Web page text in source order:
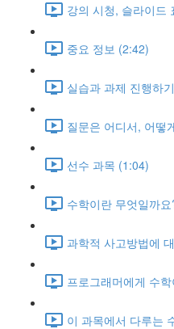
강의 시청, 슬라이드
중요 정보 (2:42)
실습과 과제 진행하
질문은 어디서, 어떻
선수 과목 (1:04)
수학이란 무엇일까
과학적 사고방법에
프로그래머에게 수
이 과목에서 다루는